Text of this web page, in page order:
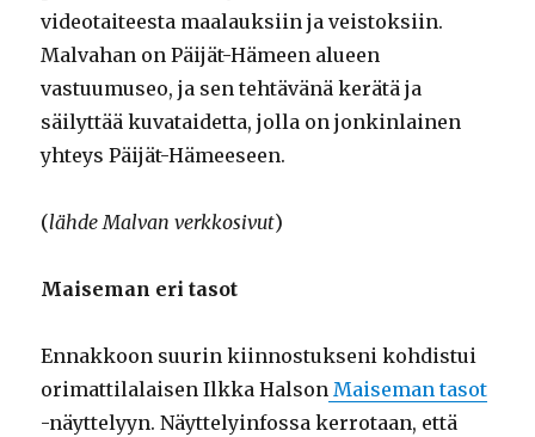
videotaiteesta maalauksiin ja veistoksiin.
Malvahan on Päijät-Hämeen alueen
vastuumuseo, ja sen tehtävänä kerätä ja
säilyttää kuvataidetta, jolla on jonkinlainen
yhteys Päijät-Hämeeseen.
(lähde Malvan verkkosivut)
Maiseman eri tasot
Ennakkoon suurin kiinnostukseni kohdistui
orimattilalaisen Ilkka Halson Maiseman tasot
-näyttelyyn. Näyttelyinfossa kerrotaan, että